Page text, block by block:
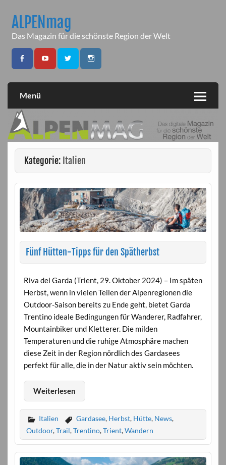
contentALPENmag
Das Magazin für die schönste Region der Welt
Menü
Kategorie: Italien
Fünf Hütten-Tipps für den Spätherbst
Riva del Garda (Trient, 29. Oktober 2024) – Im späten
Herbst, wenn in vielen Teilen der Alpenregionen die
Outdoor-Saison bereits zu Ende geht, bietet Garda
Trentino ideale Bedingungen für Wanderer, Radfahrer,
Mountainbiker und Kletterer. Die milden
Temperaturen und die ruhige Atmosphäre machen
diese Zeit in der Region nördlich des Gardasees
perfekt für alle, die in der Natur aktiv sein möchten.
Weiterlesen
Italien Gardasee, Herbst, Hütte, News,
Outdoor,Trail,Trentino,Trient,Wandern